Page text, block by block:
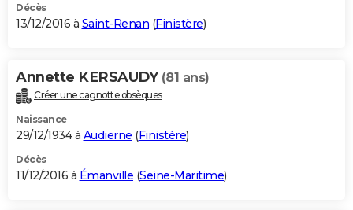
Décès
13/12/2016 à Saint-Renan (Finistère)
Annette KERSAUDY (81 ans)
Créer une cagnotte obsèques
Naissance
29/12/1934 à Audierne (Finistère)
Décès
11/12/2016 à Émanville (Seine-Maritime)